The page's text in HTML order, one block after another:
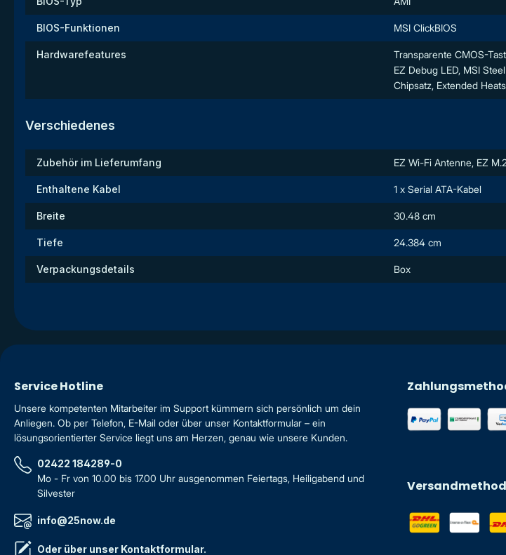
BIOS-Funktionen MSI ClickBIOS
Hardwarefeatures
Transparente CMOS-
EZ Debug LED, MSI
Chipsatz, Extended
Verschiedenes
Zubehör im Lieferumfang EZ Wi-Fi Antenne, EZ
Enthaltene Kabel 1 x Serial ATA-Kabel
Breite 30.48 cm
Tiefe 24.384 cm
Verpackungsdetails Box
Service Hotline
Unsere kompetenten Mitarbeiter im Support kümmern sich persönlich um dein
Anliegen. Ob per Telefon, E-Mail oder über unser Kontaktformular – ein
lösungsorientierter Service liegt uns am Herzen, genau wie unsere Kunden.
02422 184289-0
Mo - Fr von 10.00 bis 17.00 Uhr ausgenommen Feiertags, Heiligabend und
Silvester
info@25now.de
Oder über unser Kontaktformular.